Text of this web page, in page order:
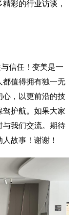
彩的行业访谈，
信任！变美是一
都值得拥有独一无
心，以更前沿的技
护航。如果大家
与我们交流。期待
故事！谢谢！